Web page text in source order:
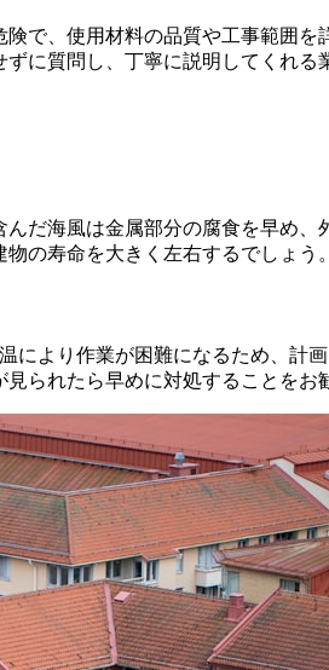
で、使用材料の品質や工事範囲
に質問し、丁寧に説明してくれる
だ海風は金属部分の腐食を早め
の寿命を大きく左右するでしょう。
より作業が困難になるため、計
られたら早めに対処することをお